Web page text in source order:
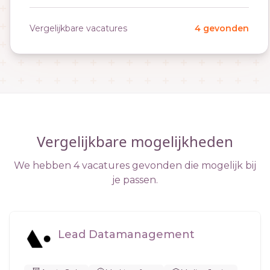
Vergelijkbare vacatures 4 gevonden
Vergelijkbare mogelijkheden
We hebben 4 vacatures gevonden die mogelijk bij
je passen.
Lead Datamanagement